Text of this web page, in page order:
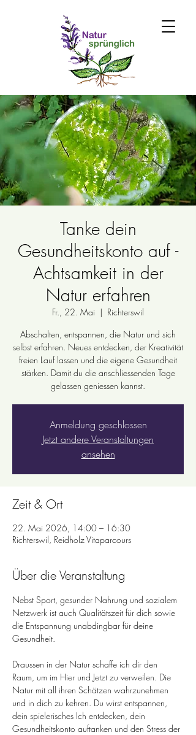
Tanke dein
Gesundheitskonto auf -
Achtsamkeit in der
Natur erfahren
Fr., 22. Mai
  |
Richterswil
Abschalten, entspannen, die Natur und sich
selbst erfahren. Neues entdecken, der Kreativität
freien Lauf lassen und die eigene Gesundheit
stärken. Damit du die anschliessenden Tage
gelassen geniessen kannst.
Anmeldung geschlossen
Jetzt andere Veranstaltungen
ansehen
Zeit & Ort
22. Mai 2026, 14:00 – 16:30
Richterswil, Reidholz Vitaparcours
Über die Veranstaltung
Nebst Sport, gesunder Nahrung und sozialem
Netzwerk ist auch Qualitätszeit für dich sowie
die Entspannung unabdingbar für deine
Gesundheit.
Draussen in der Natur schaffe ich dir den
Raum, um im Hier und Jetzt zu verweilen. Die
Natur mit all ihren Schätzen wahrzunehmen
und in dich zu kehren. Du wirst entspannen,
dein spielerisches Ich entdecken, dein
Gesundheitskonto auftanken und den Stress der